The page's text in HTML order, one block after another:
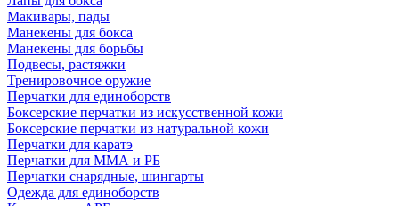
Макивары, пады
Манекены для бокса
Манекены для борьбы
Подвесы, растяжки
Тренировочное оружие
Перчатки для единоборств
Боксерские перчатки из искусственной кожи
Боксерские перчатки из натуральной кожи
Перчатки для каратэ
Перчатки для ММА и РБ
Перчатки снарядные, шингарты
Одежда для единоборств